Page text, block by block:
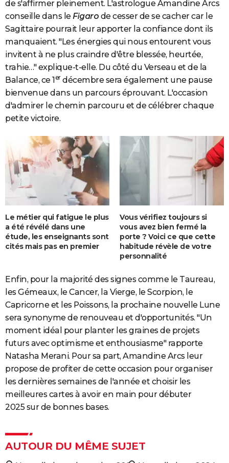
de s'affirmer pleinement. L'astrologue Amandine Arcs
conseille dans le Figaro de cesser de se cacher car le
Sagittaire pourrait leur apporter la confiance dont ils
manquaient. "Les énergies qui nous entourent vous
invitent à ne plus craindre d'être blessée, heurtée,
trahie…" explique-t-elle. Du côté du Verseau et de la
Balance, ce 1erdécembre sera également une pause
bienvenue dans un parcours éprouvant. L'occasion
d'admirer le chemin parcouru et de célébrer chaque
petite victoire.
Le métier qui fatigue le plus
a été révélé dans une
étude, les enseignants sont
cités mais pas en premier
Vous vérifiez toujours si
vous avez bien fermé la
porte ? Voici ce que cette
habitude révèle de votre
personnalité
Enfin, pour la majorité des signes comme le Taureau,
les Gémeaux, le Cancer, la Vierge, le Scorpion, le
Capricorne et les Poissons, la prochaine nouvelle Lune
sera synonyme de renouveau et d'opportunités. "Un
moment idéal pour planter les graines de projets
futurs avec optimisme et enthousiasme" rapporte
Natasha Merani. Pour sa part, Amandine Arcs leur
propose de profiter de cette occasion pour organiser
les dernières semaines de l'année et choisir les
meilleures cartes à avoir en main pour débuter
2025 sur de bonnes bases.
AUTOUR DU MÊME SUJET